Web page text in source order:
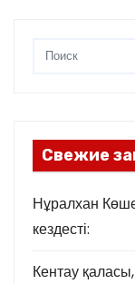
Свежие
Нұралхан
кездесті:
Кентау